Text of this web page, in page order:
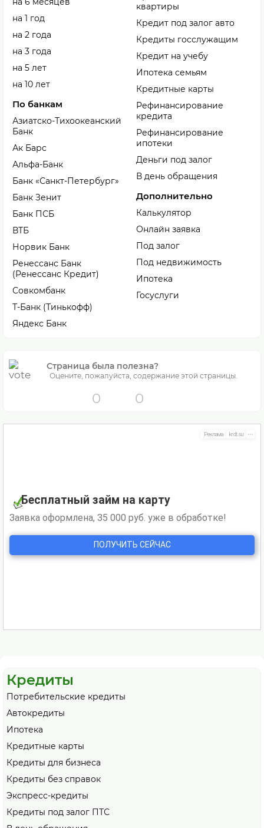
на 1 год
на 2 года
на 3 года
на 5 лет
на 10 лет
По банкам
Азиатско-Тихоокеанский
Банк
Ак Барс
Альфа-Банк
Банк «Санкт-Петербург»
Банк Зенит
Банк ПСБ
ВТБ
Норвик Банк
Ренессанс Банк
(Ренессанс Кредит)
Совкомбанк
Т-Банк (Тинькофф)
Яндекс Банк
квартиры
Кредит под залог авто
Кредиты госслужащим
Кредит на учебу
Ипотека семьям
Кредитные карты
Рефинансирование
кредита
Рефинансирование
ипотеки
Деньги под залог
В день обращения
Дополнительно
Калькулятор
Онлайн заявка
Под залог
Под недвижимость
Ипотека
Госуслуги
Страница была полезна?
Оцените, пожалуйста, содержание этой страницы.
0 0
Кредиты
Потребительские кредиты
Автокредиты
Ипотека
Кредитные карты
Кредиты для бизнеса
Кредиты без справок
Экспресс-кредиты
Кредиты под залог ПТС